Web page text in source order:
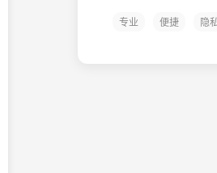
专业 便捷 隐